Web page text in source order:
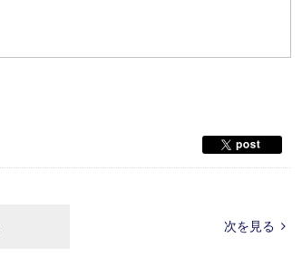
次を見る